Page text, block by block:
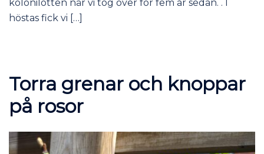
kolonilotten när vi tog över för fem år sedan. . I
höstas fick vi […]
Torra grenar och knoppar
på rosor